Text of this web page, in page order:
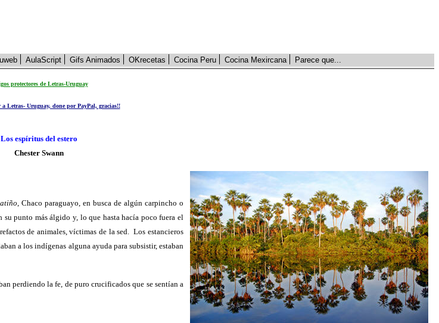
AulaScript Gifs Animados OKrecetas Cocina Peru Cocina Mexircana Parece que...
protectores de Letras-Uruguay
Letras- Uruguay, done por PayPal, gracias!!
Los espíritus del estero
Chester Swann
, Chaco paraguayo, en busca de algún carpincho o
su punto más álgido y, lo que hasta hacía poco fuera el
de animales, víctimas de la sed. Los estancieros
a los indígenas alguna ayuda para subsistir, estaban
perdiendo la fe, de puro crucificados que se sentían a